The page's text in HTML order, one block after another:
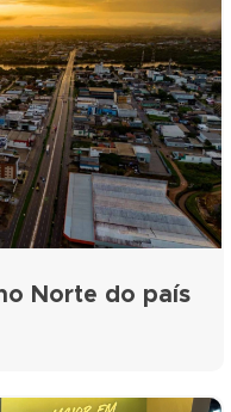
Norte do país